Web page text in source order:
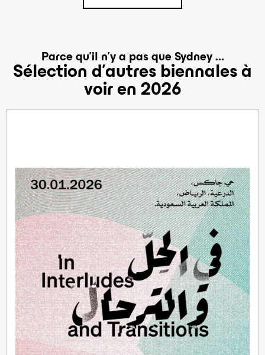
Parce qu’il n’y a pas que Sydney …
Sélection d’autres biennales à
voir en 2026